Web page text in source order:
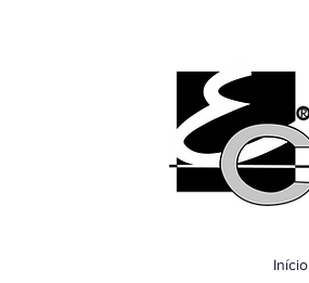
Início